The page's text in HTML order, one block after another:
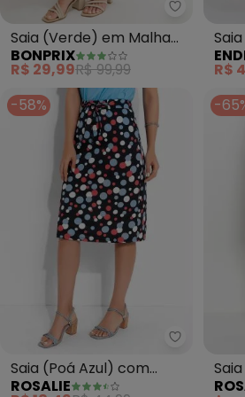
bonprix -
Saia (Verde) em Malha
de Viscose
BONPRIX
R$ 29,99R$ 99,99 R$
-58%
Rosalie -
Saia (Poá Azul) com
Amarração
ROSALIE
-